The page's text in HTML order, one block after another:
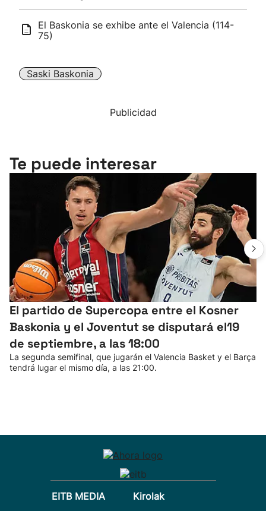
El Baskonia se exhibe ante el Valencia (114-
75)
Saski Baskonia
Publicidad
Te puede interesar
El partido de Supercopa entre el Kosner
Baskonia y el Joventut se disputará el19
de septiembre, a las 18:00
La segunda semifinal, que jugarán el Valencia Basket y el Barça
tendrá lugar el mismo día, a las 21:00.
EITB MEDIA
Kirolak